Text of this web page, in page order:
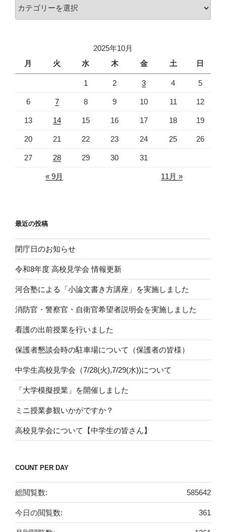
ブ
テ
2025年10月
月
火 水 木 金 土 日
1 2 3 4 5
6 7 8 9 10 11 12
13 14 15 16 17 18 19
20 21 22 23 24 25 26
27 28 29 30 31
« 9月 11月 »
最近の投稿
閉庁日のお知らせ
令和8年度 高校見学会 情報更新
河合塾による「小論文書き方講座」を実施しました
消防官・警察官・自衛官希望者説明会を実施しました
看護の出前授業を行いました
保護者懇談会時の駐車場について（保護者の皆様）
中学生高校見学会（7/28(火),7/29(水))について
「大学模擬授業」を開催しました
ミニ授業参観いかがですか？
高校見学会について【中学生の皆さん】
COUNT PER DAY
585642
総閲覧数:
361
今日の閲覧数: